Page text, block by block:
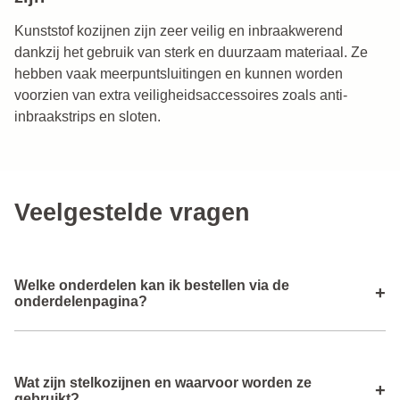
Kunststof kozijnen zijn zeer veilig en inbraakwerend
dankzij het gebruik van sterk en duurzaam materiaal. Ze
hebben vaak meerpuntsluitingen en kunnen worden
voorzien van extra veiligheidsaccessoires zoals anti-
inbraakstrips en sloten.
Veelgestelde vragen
Welke onderdelen kan ik bestellen via de
onderdelenpagina?
+
montagematerialen en accessoires bestellen, zoals
Wat zijn stelkozijnen en waarvoor worden ze
+